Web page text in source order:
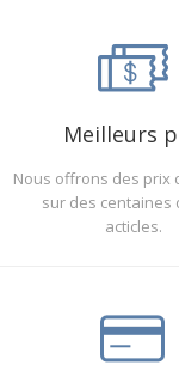
Meilleurs
Nous offrons des prix
sur des centaines
acticles.